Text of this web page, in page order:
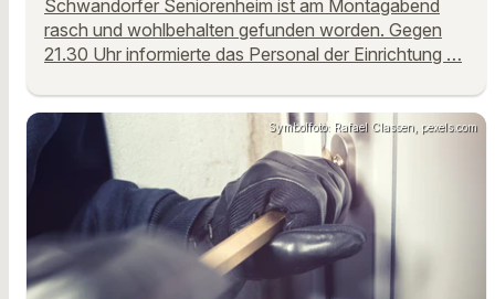
Schwandorfer Seniorenheim ist am Montagabend
rasch und wohlbehalten gefunden worden. Gegen
21.30 Uhr informierte das Personal der Einrichtung …
Symbolfoto: Rafael Classen, pexels.com